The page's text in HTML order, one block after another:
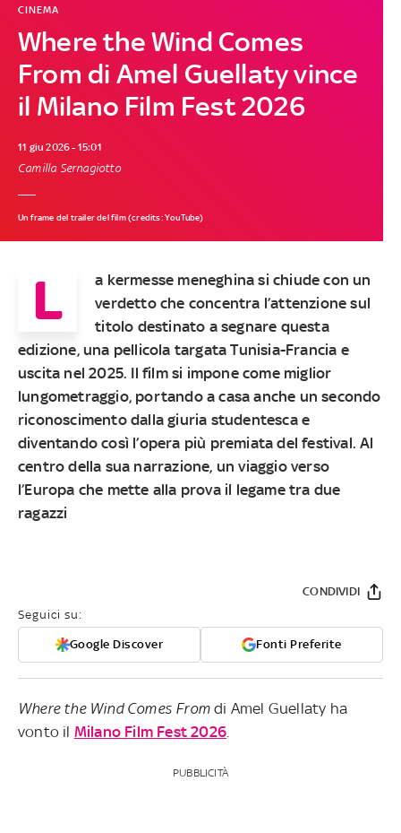
Where the Wind Comes
From di Amel Guellaty vince
il Milano Film Fest 2026
CINEMA
11 giu 2026 - 15:01
Camilla Sernagiotto
Un frame del trailer del film (credits: YouTube)
L
a kermesse meneghina si chiude con un
verdetto che concentra l’attenzione sul
titolo destinato a segnare questa
edizione, una pellicola targata Tunisia-Francia e
uscita nel 2025. Il film si impone come miglior
lungometraggio, portando a casa anche un secondo
riconoscimento dalla giuria studentesca e
diventando così l’opera più premiata del festival. Al
centro della sua narrazione, un viaggio verso
l’Europa che mette alla prova il legame tra due
ragazzi
Seguici su:
Google Discover Fonti Preferite
CONDIVIDI
Where the Wind Comes From di Amel Guellaty ha
vonto il Milano Film Fest 2026
PUBBLICITÀ